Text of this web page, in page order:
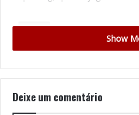
Tags D. Afonso Henriques
Show
Deixe um comentário